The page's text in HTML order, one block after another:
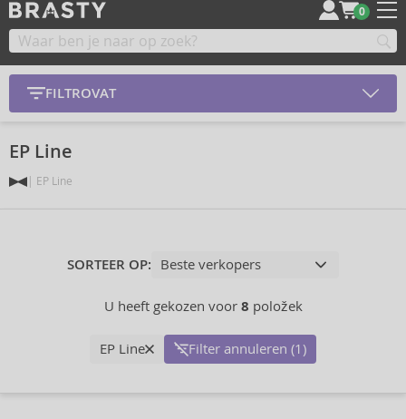
0
FILTROVAT
EP Line
EP Line
SORTEER OP:
U heeft gekozen voor 8 položek
EP Line Filter annuleren (1)